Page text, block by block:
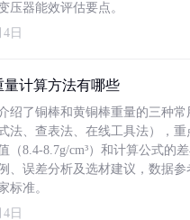
压器能效评估要点。
日
量计算方法有哪些
绍了铜棒和黄铜棒重量的三种常
法、查表法、在线工具法），
（8.4-8.7g/cm³）和计算公式的
、误差分析及选材建议，数据参
标准。
日